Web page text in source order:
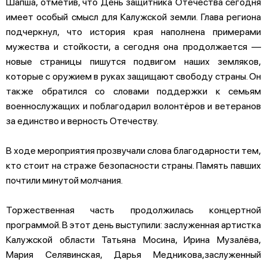
имеет особый смысл для Калужской земли. Глава региона
подчеркнул, что история края наполнена примерами
мужества и стойкости, а сегодня она продолжается —
новые страницы пишутся подвигом наших земляков,
которые с оружием в руках защищают свободу страны. Он
также обратился со словами поддержки к семьям
военнослужащих и поблагодарил волонтёров и ветеранов
за единство и верность Отечеству.
В ходе мероприятия прозвучали слова благодарности тем,
кто стоит на страже безопасности страны. Память павших
почтили минутой молчания.
Торжественная часть продолжилась концертной
программой. В этот день выступили: заслуженная артистка
Калужской области Татьяна Мосина, Ирина Музалёва,
Мария Селявинская, Дарья Медникова,заслуженный